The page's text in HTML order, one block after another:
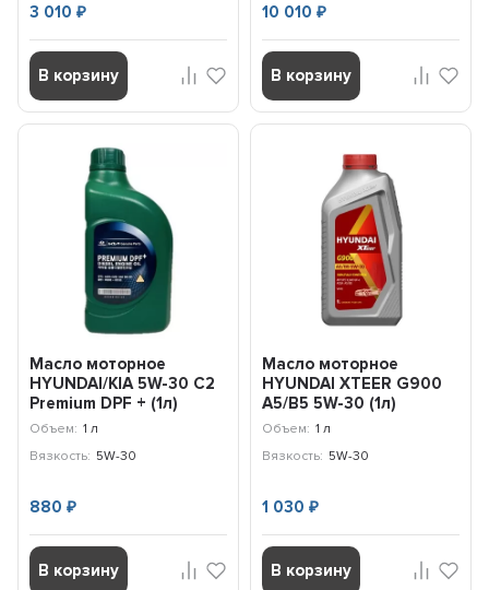
3 010₽
В корзину
10 010 ₽
В корзину
Масло моторное
HYUNDAI/KIA 5W-30 C2
Premium DPF + (1л)
05200-00130
Объем: 1 л
Вязкость: 5W-30
880₽
В корзину
Масло моторное
HYUNDAI XTEER G900
A5/B5 5W-30 (1л)
1017004
Объем: 1 л
Вязкость: 5W-30
1 030 ₽
В корзину